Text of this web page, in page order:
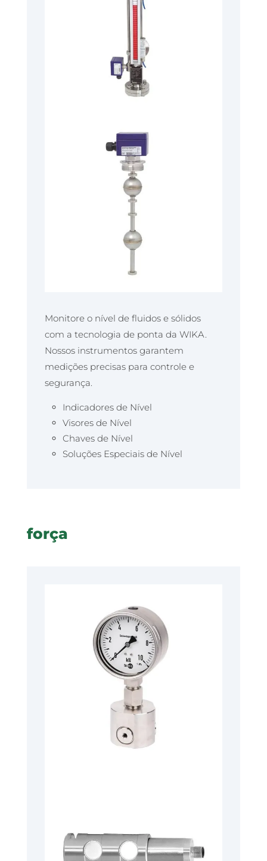
Monitore o nível de fluidos e sólidos
com a tecnologia de ponta da WIKA.
Nossos instrumentos garantem
medições precisas para controle e
segurança.
Indicadores de Nível
Visores de Nível
Chaves de Nível
Soluções Especiais de Nível
força